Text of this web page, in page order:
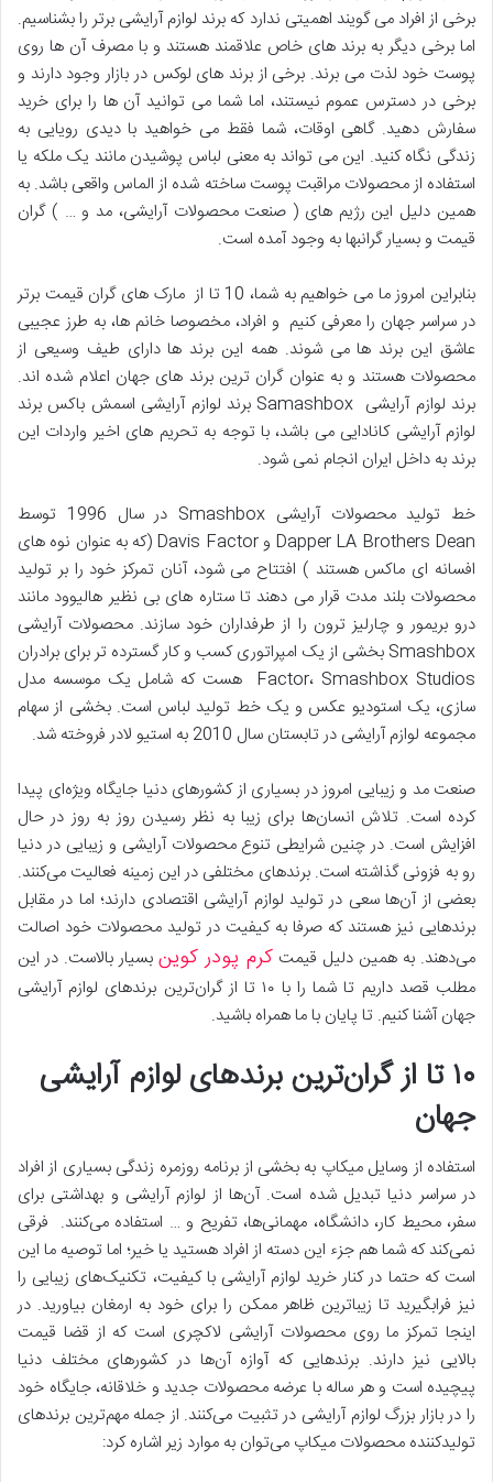
برخی از افراد می گویند اهمیتی ندارد که برند لوازم آرایشی برتر را بشناسیم.
اما برخی دیگر به برند های خاص علاقمند هستند و با مصرف آن ها روی
پوست خود لذت می برند. برخی از برند های لوکس در بازار وجود دارند و
برخی در دسترس عموم نیستند، اما شما می توانید آن ها را برای خرید
سفارش دهید. گاهی اوقات، شما فقط می خواهید با دیدی رویایی به
زندگی نگاه کنید. این می تواند به معنی لباس پوشیدن مانند یک ملکه یا
استفاده از محصولات مراقبت پوست ساخته شده از الماس واقعی باشد. به
همین دلیل این رژیم های ( صنعت محصولات آرایشی، مد و … ) گران
قیمت و بسیار گرانبها به وجود آمده است.
بنابراین امروز ما می خواهیم به شما، 10 تا از مارک های گران قیمت برتر
در سراسر جهان را معرفی کنیم و افراد، مخصوصا خانم ها، به طرز عجیبی
عاشق این برند ها می شوند. همه این برند ها دارای طیف وسیعی از
محصولات هستند و به عنوان گران ترین برند های جهان اعلام شده اند.
برند لوازم آرایشی Samashbox برند لوازم آرایشی اسمش باکس برند
لوازم آرایشی کانادایی می باشد، با توجه به تحریم های اخیر واردات این
برند به داخل ایران انجام نمی شود.
خط تولید محصولات آرایشی Smashbox در سال 1996 توسط
Dapper LA Brothers Dean و Davis Factor (که به عنوان نوه های
افسانه ای ماکس هستند ) افتتاح می شود، آنان تمرکز خود را بر تولید
محصولات بلند مدت قرار می دهند تا ستاره های بی نظیر هالیوود مانند
درو بریمور و چارلیز ترون را از طرفداران خود سازند. محصولات آرایشی
Smashbox بخشی از یک امپراتوری کسب و کار گسترده تر برای برادران
Factor، Smashbox Studios هست که شامل یک موسسه مدل
سازی، یک استودیو عکس و یک خط تولید لباس است. بخشی از سهام
مجموعه لوازم آرایشی در تابستان سال 2010 به استیو لادر فروخته شد.
صنعت مد و زیبایی امروز در بسیاری از کشورهای دنیا جایگاه ویژه‌ای پیدا
کرده است. تلاش انسان‌ها برای زیبا به نظر رسیدن روز به روز در حال
افزایش است. در چنین شرایطی تنوع محصولات آرایشی و زیبایی در دنیا
رو به فزونی گذاشته است. برندهای مختلفی در این زمینه فعالیت می‌کنند.
بعضی از آن‌ها سعی در تولید لوازم آرایشی اقتصادی دارند؛ اما در مقابل
برندهایی نیز هستند که صرفا به کیفیت در تولید محصولات خود اصالت
می‌دهند. به همین دلیل قیمتکرم پودر کوینبسیار بالاست. در این
مطلب قصد داریم تا شما را با ۱۰ تا از گران‌ترین برندهای لوازم آرایشی
جهان آشنا کنیم. تا پایان با ما همراه باشید.
۱۰ تا از گران‌ترین برندهای لوازم آرایشی
جهان
استفاده از وسایل میکاپ به بخشی از برنامه روزمره زندگی بسیاری از افراد
در سراسر دنیا تبدیل شده است. آن‌ها از لوازم آرایشی و بهداشتی برای
سفر، محیط کار، دانشگاه، مهمانی‌ها، تفریح و … استفاده می‌کنند. فرقی
نمی‌کند که شما هم جزء این دسته از افراد هستید یا خیر؛ اما توصیه ما این
است که حتما در کنار خرید لوازم آرایشی با کیفیت، تکنیک‌های زیبایی را
نیز فرابگیرید تا زیباترین ظاهر ممکن را برای خود به ارمغان بیاورید. در
اینجا تمرکز ما روی محصولات آرایشی لاکچری است که از قضا قیمت
بالایی نیز دارند. برندهایی که آوازه آن‌ها در کشورهای مختلف دنیا
پیچیده است و هر ساله با عرضه محصولات جدید و خلاقانه، جایگاه خود
را در بازار بزرگ لوازم آرایشی در تثبیت می‌کنند. از جمله مهم‌ترین برندهای
تولیدکننده محصولات میکاپ می‌توان به موارد زیر اشاره کرد: